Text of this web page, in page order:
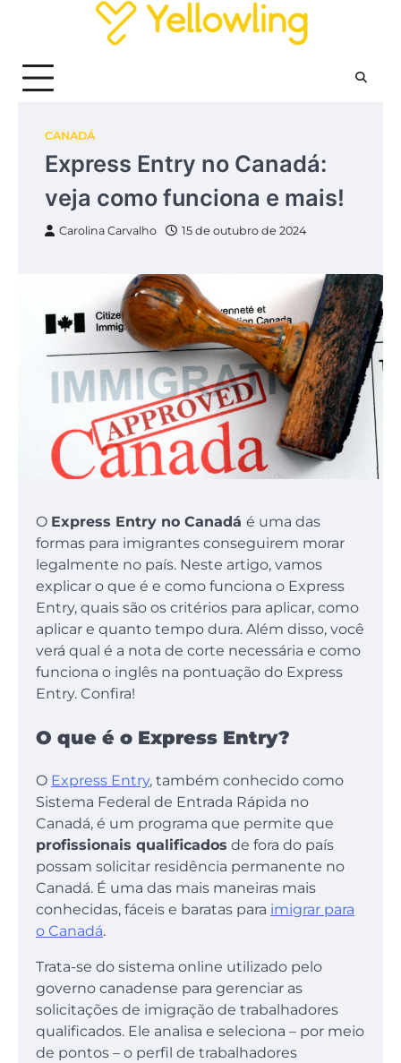
CANADÁ
Express Entry no Canadá:
veja como funciona e mais!
Carolina Carvalho 15 de outubro de 2024
O Express Entry no Canadá é uma das
formas para imigrantes conseguirem morar
legalmente no país. Neste artigo, vamos
explicar o que é e como funciona o Express
Entry, quais são os critérios para aplicar, como
aplicar e quanto tempo dura. Além disso, você
verá qual é a nota de corte necessária e como
funciona o inglês na pontuação do Express
Entry. Confira!
O que é o Express Entry?
O Express Entry, também conhecido como
Sistema Federal de Entrada Rápida no
Canadá, é um programa que permite que
profissionais qualificados de fora do país
possam solicitar residência permanente no
Canadá. É uma das mais maneiras mais
conhecidas, fáceis e baratas para imigrar para
o Canadá.
Trata-se do sistema online utilizado pelo
governo canadense para gerenciar as
solicitações de imigração de trabalhadores
qualificados. Ele analisa e seleciona – por meio
de pontos – o perfil de trabalhadores